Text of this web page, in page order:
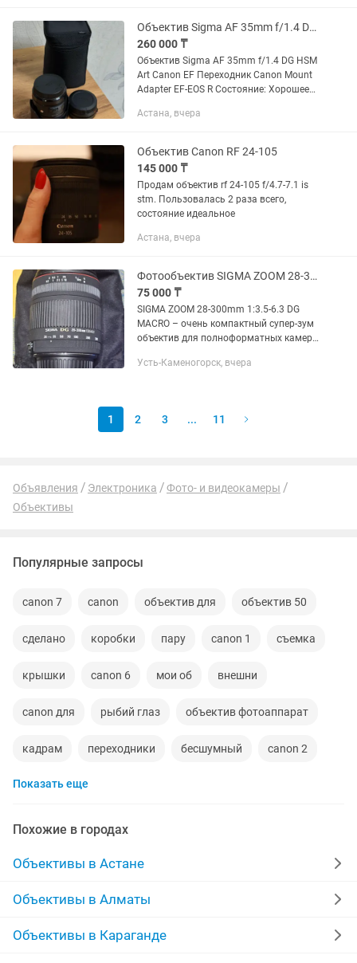
Состояние...
Объектив Sigma AF 35mm f/1.4 DG HSM Art Canon EF Переходник Canon
260 000 ₸
Объектив Sigma AF 35mm f/1.4 DG HSM
Art Canon EF Переходник Canon Mount
Adapter EF-EOS R Состояние: Хорошее
Астана, вчера
Объектив Canon RF 24-105
145 000 ₸
Продам объектив rf 24-105 f/4.7-7.1 is
stm. Пользовалась 2 раза всего,
состояние идеальное
Астана, вчера
Фотообъектив SIGMA ZOOM 28-300mm 13.5-6.3 DG MACRO
75 000 ₸
SIGMA ZOOM 28-300mm 1:3.5-6.3 DG
MACRO – очень компактный супер-зум
объектив для полноформатных камер.
разных брендов. Имеет отличную
Усть-Каменогорск, вчера
1 2 3 ... 11
Объявления Электроника
Фото- и видеокамеры
Объективы
Популярные запросы
canon 7 canon объектив для объектив 50
сделано коробки пару canon 1 съемка
крышки canon 6 мои об внешни
canon для рыбий глаз объектив фотоаппарат
кадрам переходники бесшумный canon 2
новые чехлы
видео съемки 100 мм
canon 17 сим схема
canon 22 canon 25
Показать еще
Похожие в городах
Объективы в Астане
Объективы в Алматы
Объективы в Караганде